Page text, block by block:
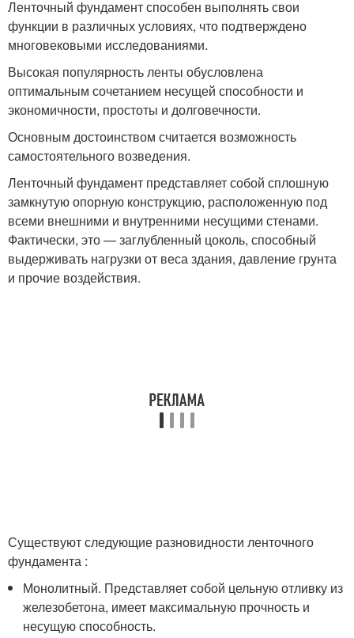
Ленточный фундамент способен выполнять свои
функции в различных условиях, что подтверждено
многовековыми исследованиями.
Высокая популярность ленты обусловлена
оптимальным сочетанием несущей способности и
экономичности, простоты и долговечности.
Основным достоинством считается возможность
самостоятельного возведения.
Ленточный фундамент представляет собой сплошную
замкнутую опорную конструкцию, расположенную под
всеми внешними и внутренними несущими стенами.
Фактически, это — заглубленный цоколь, способный
выдерживать нагрузки от веса здания, давление грунта
и прочие воздействия.
Существуют следующие разновидности ленточного
фундамента :
Монолитный. Представляет собой цельную отливку из
железобетона, имеет максимальную прочность и
несущую способность.